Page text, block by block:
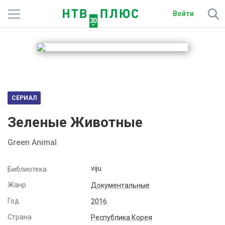
Войти
Телеканалы
О сайте
Активировать промокод
СЕРИАЛ
Зеленые Животные
Green Animal
Библиотека viju
Жанр
Документальные
Год
2016
Страна
Республика Корея